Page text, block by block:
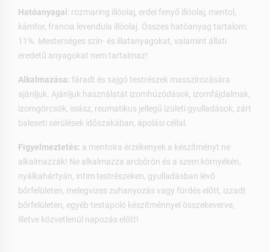
Hatóanyagai: rozmaring illóolaj, erdei fenyő illóolaj, mentol,
kámfor, francia levendula illóolaj. Összes hatóanyag tartalom:
11%. Mesterséges szín- és illatanyagokat, valamint állati
eredetű anyagokat nem tartalmaz!
Alkalmazása: fáradt és sajgó testrészek masszírozására
ajánljuk. Ajánljuk használatát izomhúzódások, izomfájdalmak,
izomgörcsök, isiász, reumatikus jellegű izületi gyulladások, zárt
baleseti sérülések időszakában, ápolási céllal.
Figyelmeztetés: a mentolra érzékenyek a készítményt ne
alkalmazzák! Ne alkalmazza arcbőrön és a szem környékén,
nyálkahártyán, intim testrészeken, gyulladásban lévő
bőrfelületen, melegvizes zuhanyozás vagy fürdés előtt, izzadt
bőrfelületen, egyéb testápoló készítménnyel összekeverve,
illetve közvetlenül napozás előtt!